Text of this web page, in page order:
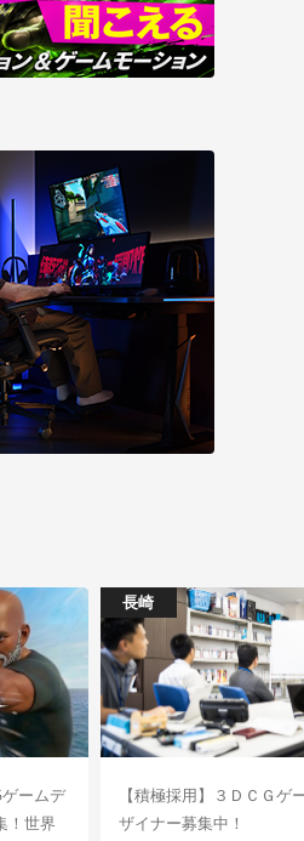
ームデ
！世界
長崎
【積極採用】３ＤＣＧゲ
ザイナー募集中！